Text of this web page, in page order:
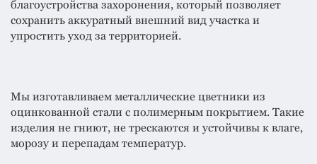
благоустройства захоронения, который позволяет
сохранить аккуратный внешний вид участка и
упростить уход за территорией.
Мы изготавливаем металлические цветники из
оцинкованной стали с полимерным покрытием. Такие
изделия не гниют, не трескаются и устойчивы к влаге,
морозу и перепадам температур.